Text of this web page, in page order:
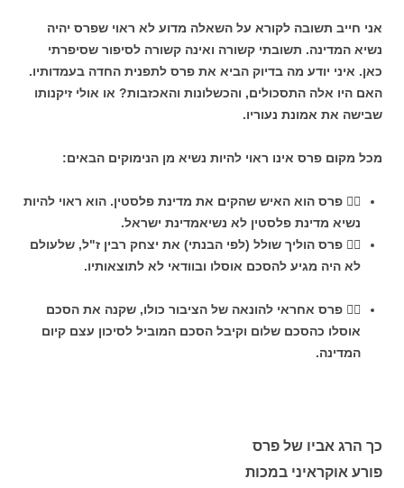
אני חייב תשובה לקורא על השאלה מדוע לא ראוי שפרס יהיה
נשיא המדינה. תשובתי קשורה ואינה קשורה לסיפור שסיפרתי
כאן. איני יודע מה בדיוק הביא את פרס לתפנית החדה בעמדותיו.
האם היו אלה התסכולים, והכשלונות והאכזבות? או אולי זיקנותו
שבישה את אמונת נעוריו.
מכל מקום פרס אינו ראוי להיות נשיא מן הנימוקים הבאים:
 פרס הוא האיש שהקים את מדינת פלסטין. הוא ראוי להיות
נשיא מדינת פלסטין לא נשיאמדינת ישראל.
 פרס הוליך שולל (לפי הבנתי) את יצחק רבין ז"ל, שלעולם
לא היה מגיע להסכם אוסלו ובוודאי לא לתוצאותיו.
 פרס אחראי להונאה של הציבור כולו, שקנה את הסכם
אוסלו כהסכם שלום וקיבל הסכם המוביל לסיכון עצם קיום
המדינה.
כך הרג אביו של פרס
פורע אוקראיני במכות